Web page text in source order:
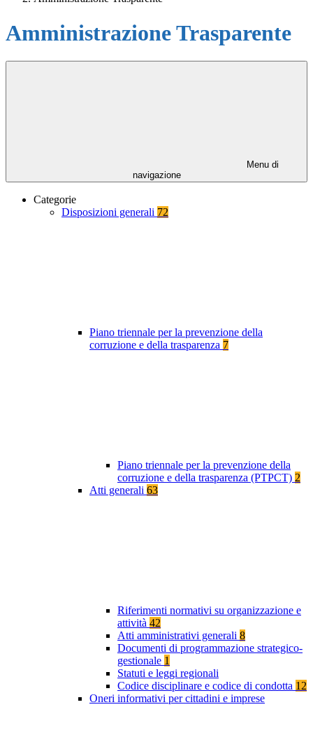
Amministrazione Trasparente
Menu di
navigazione
Categorie
Disposizioni generali 72
Piano triennale per la prevenzione della
corruzione e della trasparenza 7
Piano triennale per la prevenzione della
corruzione e della trasparenza (PTPCT) 2
Atti generali 63
Riferimenti normativi su organizzazione e
attività 42
Atti amministrativi generali 8
Documenti di programmazione strategico-
gestionale 1
Statuti e leggi regionali
Codice disciplinare e codice di condotta 12
Oneri informativi per cittadini e imprese